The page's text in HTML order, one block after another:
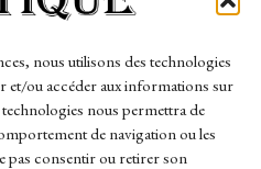
nous utilisons des technologies
et/ou accéder aux informations sur
nous permettra de
de navigation ou les
pas consentir ou retirer son